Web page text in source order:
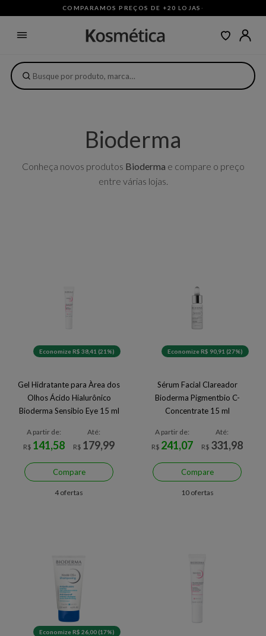
COMPARAMOS PREÇOS DE +20 LOJAS ·
Bioderma
Conheça novos produtos Bioderma e compare o preço
entre várias lojas.
Economize R$ 38,41 (21%)
Gel Hidratante para Àrea dos
Olhos Ácido Hialurônico
Bioderma Sensibio Eye 15 ml
A partir de:
R$ 141,58
Até:
R$ 179,99
Compare
4 ofertas
Economize R$ 90,91 (27%)
Sérum Facial Clareador
Bioderma Pigmentbio C-
Concentrate 15 ml
A partir de:
R$ 241,07
Até:
R$ 331,98
Compare
10 ofertas
Economize R$ 26,00 (17%)